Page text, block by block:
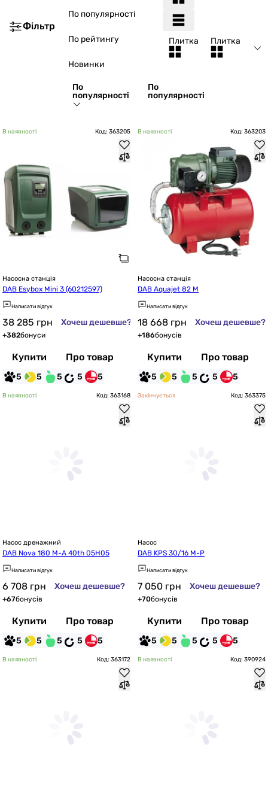
Фільтр
По популярності
По рейтингу
Новинки
По
популярності
По
популярності
Плитка Плитка
В наявності Код: 363205
Насосна станція
DAB Esybox Mini 3 (60212597)
Написати відгук
38 285 грн Хочеш дешевше?
+382бонуси
Купити Про товар
5 5 5 5 5
В наявності Код: 363203
Насосна станція
DAB Aquajet 82 M
Написати відгук
18 668 грн Хочеш дешевше?
+186бонусів
Купити Про товар
5 5 5 5 5
В наявності Код: 363168
Насос дренажний
DAB Nova 180 M-A 40th 05H05
Написати відгук
6 708 грн Хочеш дешевше?
+67бонусів
Купити Про товар
5 5 5 5 5
Закінчується Код: 363375
Насос
DAB KPS 30/16 M-P
Написати відгук
7 050 грн Хочеш дешевше?
+70бонусів
Купити Про товар
5 5 5 5 5
В наявності Код: 363172 В наявності Код: 390924